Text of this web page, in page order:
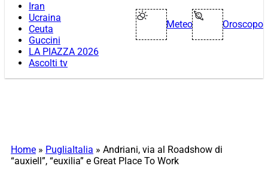
Iran
Ucraina
Ceuta
Guccini
LA PIAZZA 2026
Ascolti tv
Meteo Oroscopo
Home » PugliaItalia » Andriani, via al Roadshow di
“auxiell”, “euxilia” e Great Place To Work